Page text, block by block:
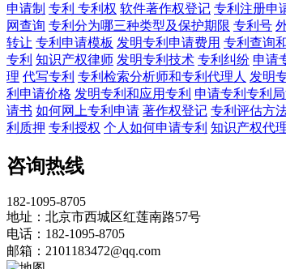
申请制 专利 专利权 软件著作权登记 专利注册申
网查询 专利分为哪三种类型及保护期限 专利号
转让 专利申请模板 发明专利申请费用 专利查询
专利 知识产权律师 发明专利技术 专利纠纷 申请
理 代写专利 专利检索分析师和专利代理人 发明
利申请价格 发明专利和应用专利 申请专利专利
请书 如何网上专利申请 著作权登记 专利评估方
利质押 专利授权 个人如何申请专利 知识产权代
咨询热线
182-1095-8705
地址：北京市西城区红莲南路57号
电话：182-1095-8705
邮箱：2101183472@qq.com